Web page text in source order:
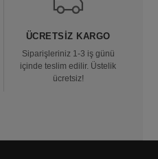
ÜCRETSIZ KARGO
Siparişleriniz 1-3 iş günü
içinde teslim edilir. Üstelik
ücretsiz!